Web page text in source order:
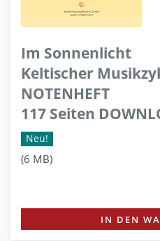
Im Sonnenlicht
Keltischer
NOTENHEFT
117 Seiten
Neu!
(6 MB)
IN DEN